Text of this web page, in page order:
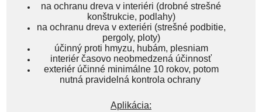
na ochranu dreva v interiéri (drobné strešné
konštrukcie, podlahy)
na ochranu dreva v exteriéri (strešné podbitie,
pergoly, ploty)
účinný proti hmyzu, hubám, plesniam
interiér časovo neobmedzená účinnosť
exteriér účinné minimálne 10 rokov, potom
nutná pravidelná kontrola ochrany
Aplikácia: